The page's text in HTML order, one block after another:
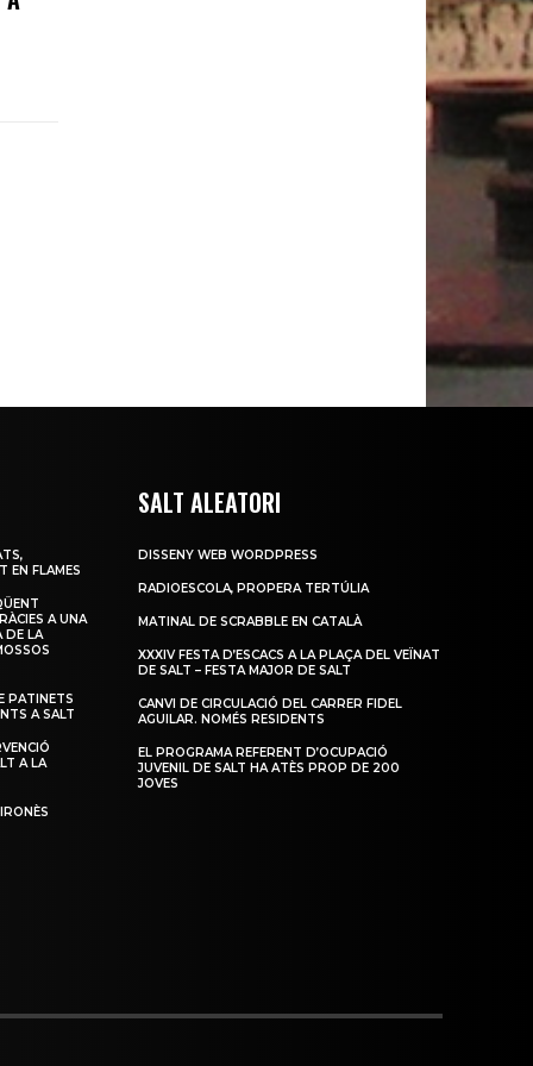
EN FLAMES
A UNA
DE LA
PATINETS
A SALT
A LA
SALT ALEATORI
DISSENY WEB WORDPRESS
RADIOESCOLA, PROPERA TERTÚLIA
MATINAL DE SCRABBLE EN CATALÀ
XXXIV FESTA D’ESCACS A LA PLAÇA DEL VEÏNAT
DE SALT – FESTA MAJOR DE SALT
CANVI DE CIRCULACIÓ DEL CARRER FIDEL
AGUILAR. NOMÉS RESIDENTS
EL PROGRAMA REFERENT D’OCUPACIÓ
JUVENIL DE SALT HA ATÈS PROP DE 200
JOVES